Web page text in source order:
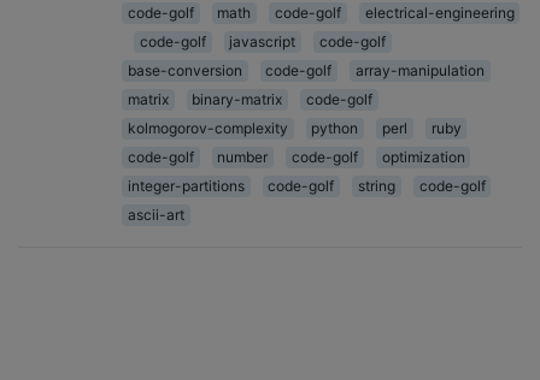
code-golf
math code-golf
electrical-engineering
code-golf
javascript
code-golf
base-conversion
code-golf
array-manipulation
matrix
binary-matrix
code-golf
kolmogorov-complexity
python perl
ruby
code-golf
number code-golf
optimization
integer-partitions
code-golf string
code-golf
ascii-art